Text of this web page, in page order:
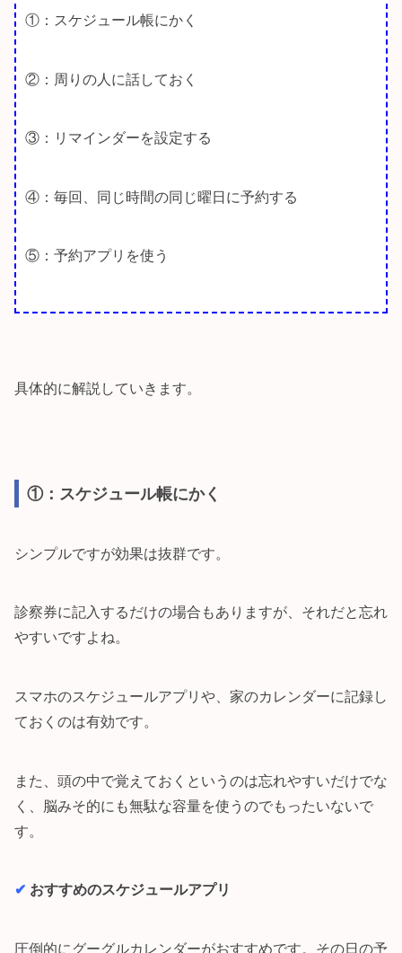
①：スケジュール帳にかく
②：周りの人に話しておく
③：リマインダーを設定する
④：毎回、同じ時間の同じ曜日に予約する
⑤：予約アプリを使う
具体的に解説していきます。
①：スケジュール帳にかく
シンプルですが効果は抜群です。
診察券に記入するだけの場合もありますが、それだと忘れ
やすいですよね。
スマホのスケジュールアプリや、家のカレンダーに記録し
ておくのは有効です。
また、頭の中で覚えておくというのは忘れやすいだけでな
く、脳みそ的にも無駄な容量を使うのでもったいないで
す。
✔︎ おすすめのスケジュールアプリ
圧倒的にグーグルカレンダーがおすすめです。その日の予